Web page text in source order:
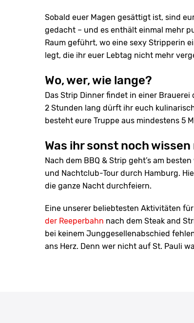
Sobald euer Magen gesättigt ist, sind
gedacht – und es enthält einmal mehr
Raum geführt, wo eine sexy Stripperin
legt, die ihr euer Lebtag nicht mehr
Wo, wer, wie lange?
Das Strip Dinner findet in einer
2 Stunden lang dürft ihr euch
besteht eure Truppe aus mindestens 5
Was ihr sonst noch
Nach dem BBQ & Strip geht’s am
und Nachtclub-Tour durch Hamburg.
die ganze Nacht durchfeiern.
Eine unserer beliebtesten Aktivitäten
der Reeperbahn nach dem Steak and
bei keinem Junggesellenabschied
ans Herz. Denn wer nicht auf St. Pauli